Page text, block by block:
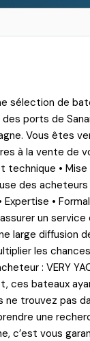
sélection de
ports de
Vous êtes
à la vente de
• Mise
des
Expertise •
un
large diffusion
les
: VERY
ces bateaux
ne trouvez pas
une
c’est vous